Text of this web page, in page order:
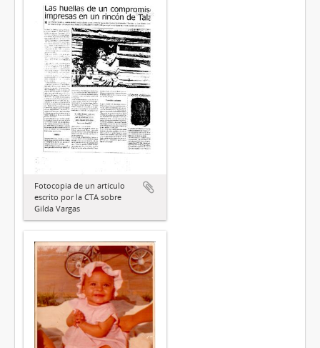
Fotocopia de un artículo
escrito por la CTA sobre
Gilda Vargas